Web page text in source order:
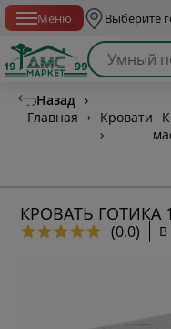
Меню Выберите
Назад ›
Главная
›
Кровати
›
КРОВАТЬ ГОТИКА
(0.0) В